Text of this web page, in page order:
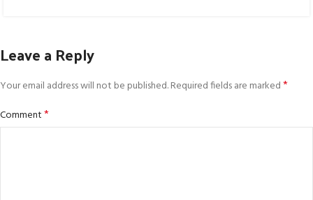
Leave a Reply
Your email address will not be published.Required fields are marked*
Comment*